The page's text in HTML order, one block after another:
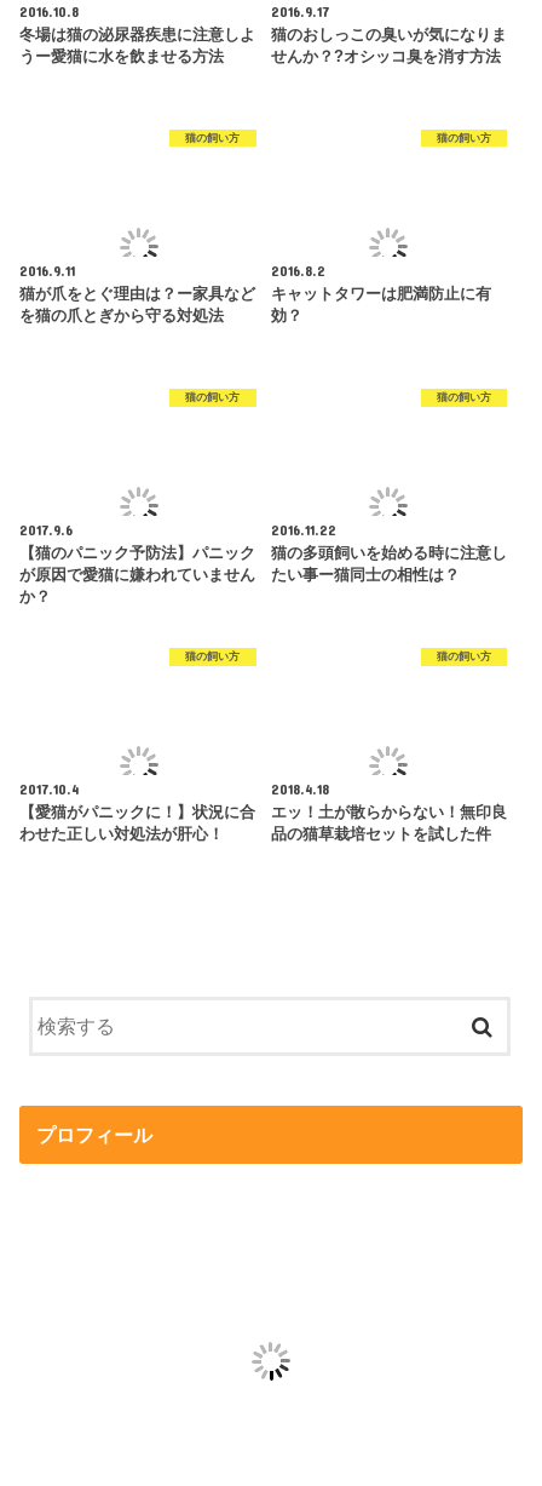
2016.10.8
冬場は猫の泌尿器疾患に注意しよ
うー愛猫に水を飲ませる方法
2016.9.17
猫のおしっこの臭いが気になりま
せんか？?オシッコ臭を消す方法
猫の飼い方
2016.9.11
猫が爪をとぐ理由は？ー家具など
を猫の爪とぎから守る対処法
猫の飼い方
2016.8.2
キャットタワーは肥満防止に有
効？
猫の飼い方
2017.9.6
【猫のパニック予防法】パニック
が原因で愛猫に嫌われていません
か？
猫の飼い方
2016.11.22
猫の多頭飼いを始める時に注意し
たい事ー猫同士の相性は？
猫の飼い方
2017.10.4
【愛猫がパニックに！】状況に合
わせた正しい対処法が肝心！
猫の飼い方
2018.4.18
エッ！土が散らからない！無印良
品の猫草栽培セットを試した件
プロフィール